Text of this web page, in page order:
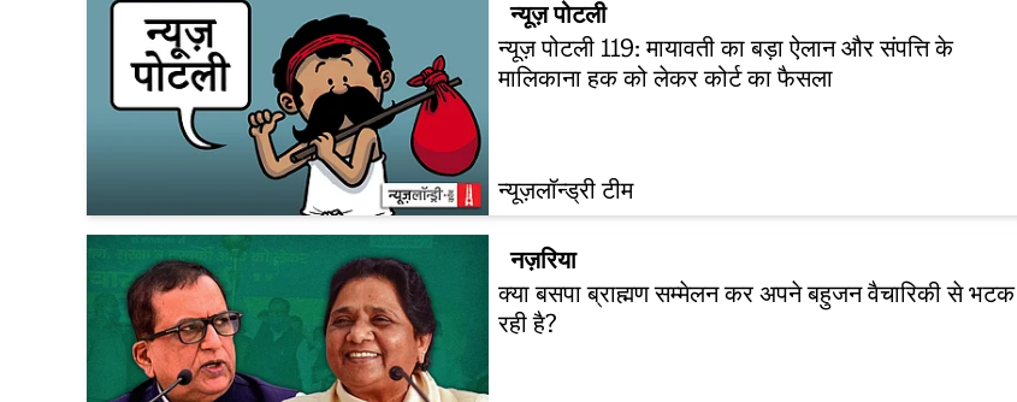
न्यूज़ पोटली
न्यूज़ पोटली 119: मायावती का बड़ा ऐलान और संपत्ति के
मालिकाना हक को लेकर कोर्ट का फैसला
न्यूज़लॉन्ड्री टीम
नज़रिया
क्या बसपा ब्राह्मण सम्मेलन कर अपने बहुजन वैचारिकी से भटक
रही है?